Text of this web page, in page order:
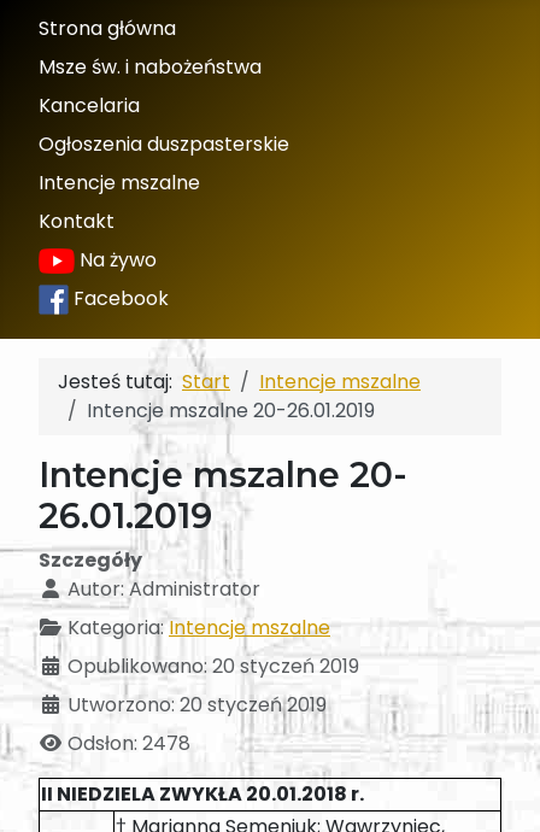
Strona główna
Msze św. i nabożeństwa
Kancelaria
Ogłoszenia duszpasterskie
Intencje mszalne
Kontakt
Na żywo
Facebook
Jesteś tutaj: Start
Intencje mszalne
Intencje mszalne 20-26.01.2019
Intencje mszalne 20-
26.01.2019
Szczegóły
Autor: Administrator
Kategoria:Intencje mszalne
Opublikowano: 20 styczeń 2019
Utworzono: 20 styczeń 2019
Odsłon: 2478
II NIEDZIELA ZWYKŁA 20.01.2018 r.